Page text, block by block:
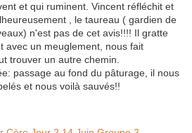
et qui ruminent. Vincent réfléchit et
, le taureau ( gardien de
n'est pas de cet avis!!!! Il gratte
avec un meuglement, nous fait
trouver un autre chemin.
passage au fond du pâturage, il nous
et nous voilà sauvés!!